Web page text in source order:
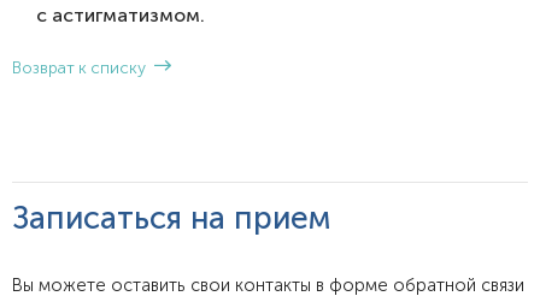
с астигматизмом.
Возврат к списку
Записаться на прием
Вы можете оставить свои контакты в форме обратной связи